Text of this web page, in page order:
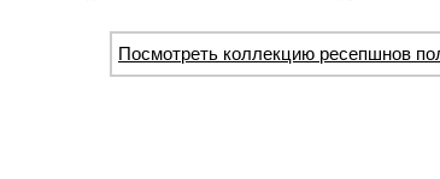
Посмотреть коллекцию ресепшнов